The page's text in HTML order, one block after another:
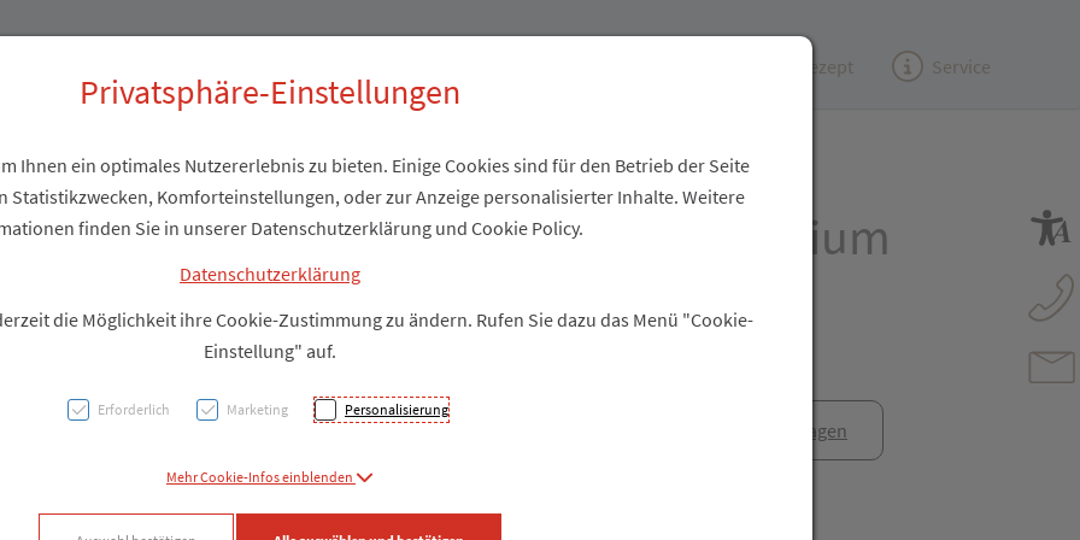
(e)Rezept Service
Oligoelemente Lithium
Rezept anfragen
Privatsphäre-Einstellungen
Ihnen ein optimales Nutzererlebnis zu bieten. Einige Cookies sind für den Betrieb der Seite
Statistikzwecken, Komforteinstellungen, oder zur Anzeige personalisierter Inhalte. Weitere
finden Sie in unserer Datenschutzerklärung und Cookie Policy.
Datenschutzerklärung
die Möglichkeit ihre Cookie-Zustimmung zu ändern. Rufen Sie dazu das Menü "Cookie-
Einstellung" auf.
Erforderlich Marketing Personalisierung
Mehr Cookie-Infos einblenden